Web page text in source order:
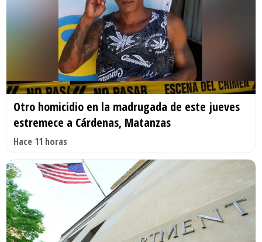
Otro homicidio en la madrugada de este jueves
estremece a Cárdenas, Matanzas
Hace 11 horas